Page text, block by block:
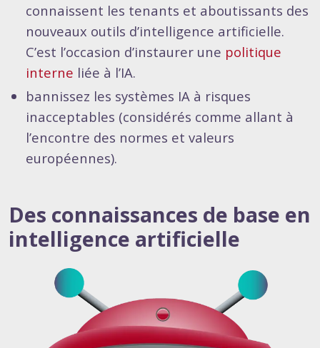
connaissent les tenants et aboutissants des
nouveaux outils d’intelligence artificielle.
C’est l’occasion d’instaurer une politique
interne liée à l’IA.
bannissez les systèmes IA à risques
inacceptables (considérés comme allant à
l’encontre des normes et valeurs
européennes).
Des connaissances de base en
intelligence artificielle